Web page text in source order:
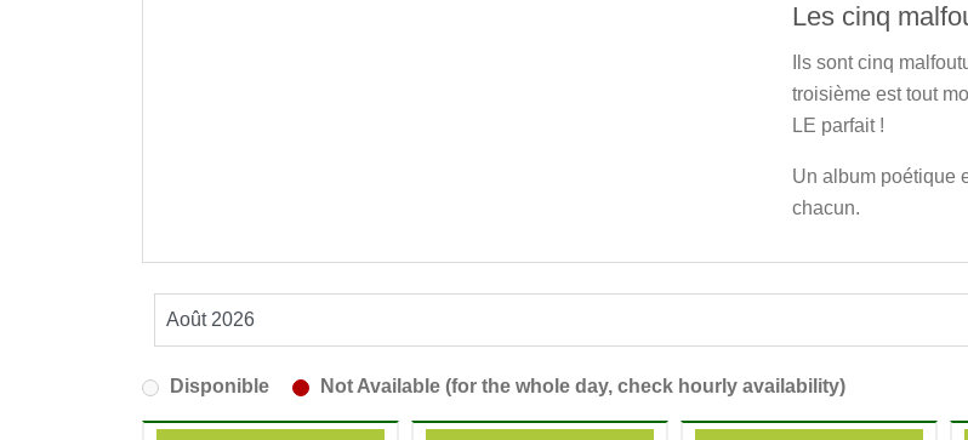
Les cinq
Ils sont cinq
troisième est tout
LE parfait !
Un album poétique
chacun.
Disponible Not Available (for the whole day, check hourly availability)